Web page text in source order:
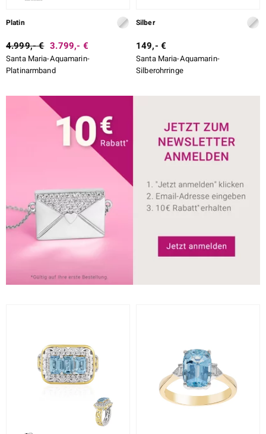
Platin
4.999,- € 3.799,- €
Santa Maria-Aquamarin-
Platinarmband
Silber
149,- €
Santa Maria-Aquamarin-
Silberohrringe